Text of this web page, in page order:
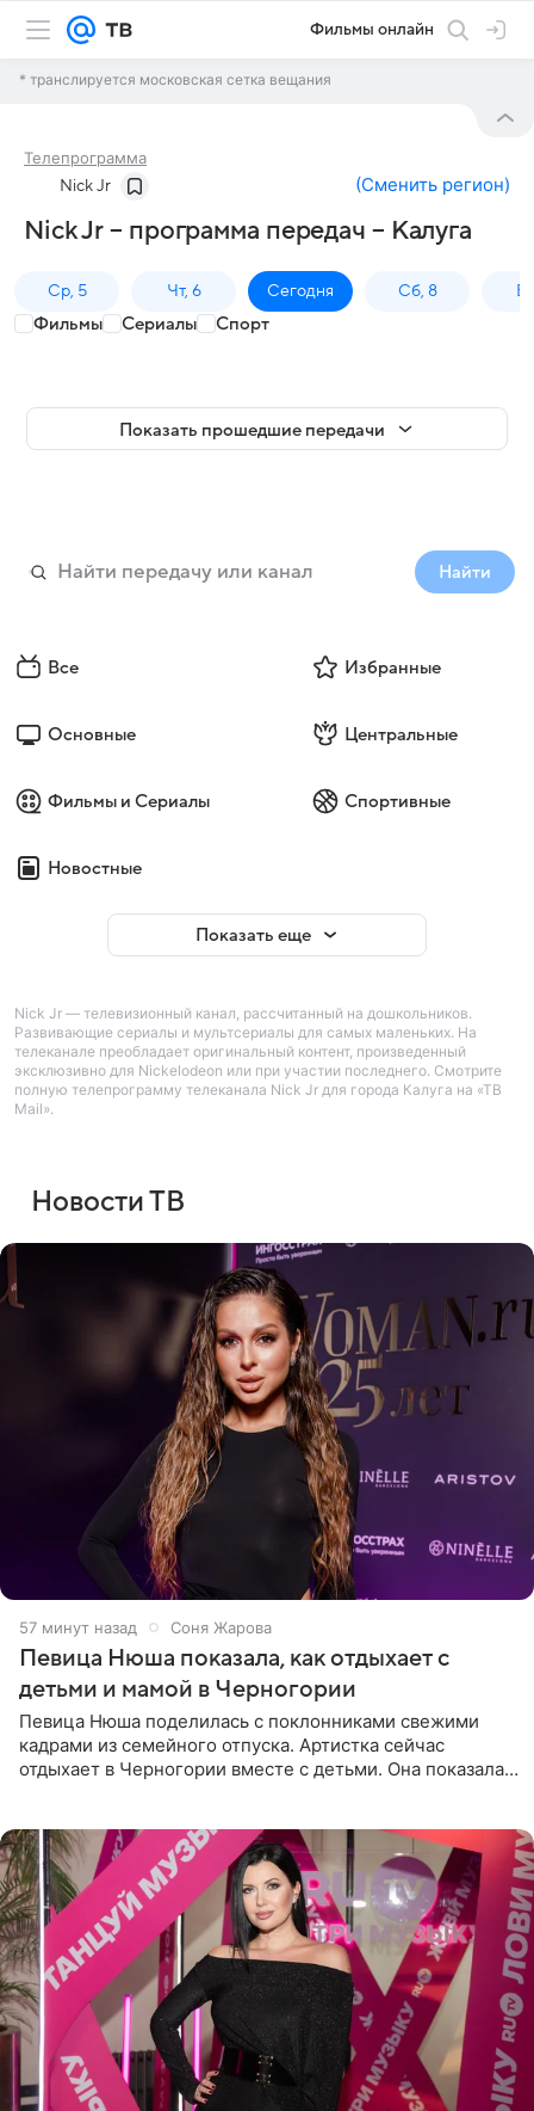
Фильмы онлайн
* транслируется московская сетка вещания
Телепрограмма
Nick Jr (Сменить регион)
Nick Jr – программа передач – Калуга
Ср, 5 Чт, 6 Сегодня Сб, 8
Фильмы Сериалы Спорт
Показать прошедшие передачи
Найти
Все Избранные
Основные Центральные
Фильмы и Сериалы Спортивные
Новостные
Показать еще
Nick Jr — телевизионный канал, рассчитанный на дошкольников.
Развивающие сериалы и мультсериалы для самых маленьких. На
телеканале преобладает оригинальный контент, произведенный
эксклюзивно для Nickelodeon или при участии последнего. Смотрите
полную телепрограмму телеканала Nick Jr для города Калуга на «ТВ
Mail».
Новости ТВ
57 минут назад Соня Жарова
Певица Нюша показала, как отдыхает с
детьми и мамой в Черногории
Певица Нюша поделилась с поклонниками свежими
кадрами из семейного отпуска. Артистка сейчас
отдыхает в Черногории вместе с детьми. Она показала,